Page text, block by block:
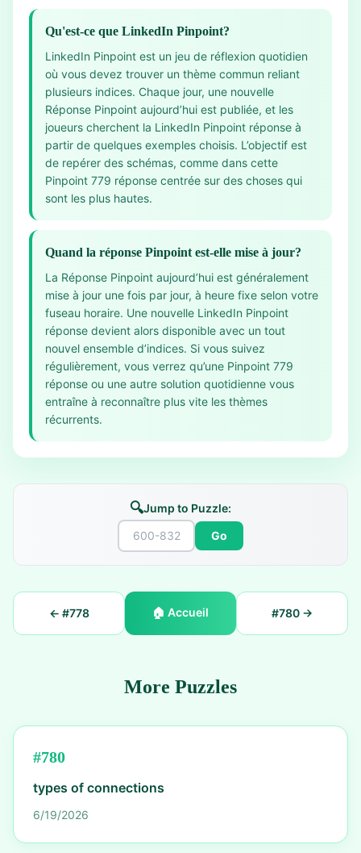
Qu'est-ce que LinkedIn Pinpoint?
LinkedIn Pinpoint est un jeu de réflexion quotidien
où vous devez trouver un thème commun reliant
plusieurs indices. Chaque jour, une nouvelle
Réponse Pinpoint aujourd’hui est publiée, et les
joueurs cherchent la LinkedIn Pinpoint réponse à
partir de quelques exemples choisis. L’objectif est
de repérer des schémas, comme dans cette
Pinpoint 779 réponse centrée sur des choses qui
sont les plus hautes.
Quand la réponse Pinpoint est-elle mise à jour?
La Réponse Pinpoint aujourd’hui est généralement
mise à jour une fois par jour, à heure fixe selon votre
fuseau horaire. Une nouvelle LinkedIn Pinpoint
réponse devient alors disponible avec un tout
nouvel ensemble d’indices. Si vous suivez
régulièrement, vous verrez qu’une Pinpoint 779
réponse ou une autre solution quotidienne vous
entraîne à reconnaître plus vite les thèmes
récurrents.
🔍Jump to Puzzle:
Go
← #778 🏠 Accueil #780→
More Puzzles
#780
types of connections
6/19/2026